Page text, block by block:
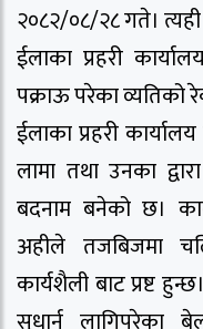
२०८२/०८/२८ गते।
ईलाका प्रहरी
पक्राऊ परेका व्यतिको
ईलाका प्रहरी
लामा तथा उनका
बदनाम बनेको छ।
अहीले तजबिजमा
कार्यशैली बाट प्रष्ट